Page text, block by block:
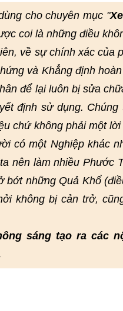
cho chuyên mục "
coi là những điều
về sự chính xác của
và Khẳng định
để lại luôn bị sửa
định sử dụng.
chứ không phải một
có một Nghiệp khác
nên làm nhiều Phước
bớt những Quả Khổ
không bị cản trở,
sáng tạo ra các